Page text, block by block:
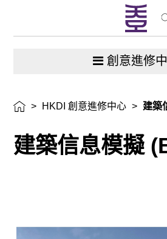
創意進修
> HKDI 創意進修中心 > 建築
建築信息模擬